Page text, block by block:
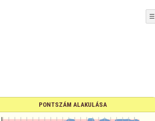
☰
PONTSZÁM ALAKULÁSA